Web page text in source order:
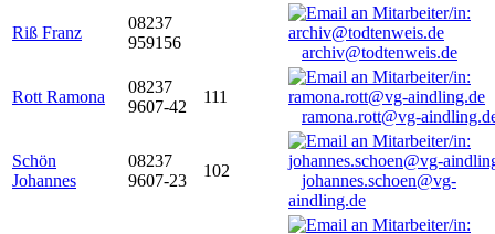
Riß Franz
08237
959156
archiv@todtenweis.de
Rott Ramona
08237
9607-42
111
ramona.rott@vg-
Schön
Johannes
08237
9607-23
102
johannes.schoen@vg-
aindling.de